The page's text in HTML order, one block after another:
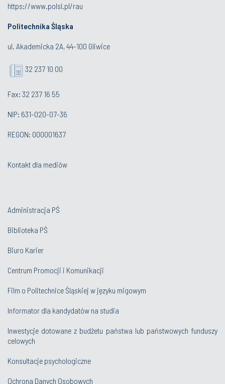
https://www.polsl.pl/rau
Politechnika Śląska
ul. Akademicka 2A, 44-100 Gliwice
32 237 10 00
Fax: 32 237 16 55
NIP: 631-020-07-36
REGON: 000001637
Kontakt dla mediów
Administracja PŚ
Biblioteka PŚ
Biuro Karier
Centrum Promocji i Komunikacji
Film o Politechnice Śląskiej w języku migowym
Informator dla kandydatów na studia
Inwestycje dotowane z budżetu państwa lub państwowych funduszy
celowych
Konsultacje psychologiczne
Ochrona Danych Osobowych